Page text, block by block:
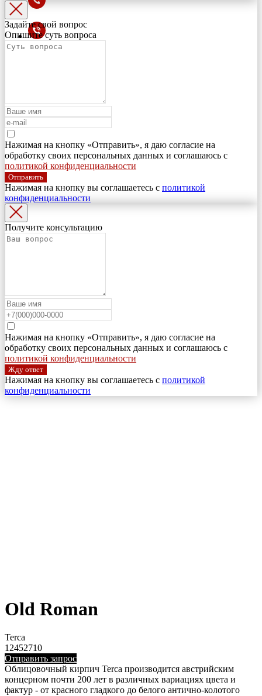
Задайте свой вопрос
Опишите суть вопроса
Нажимая на кнопку «Отправить», я даю согласие на
обработку своих персональных данных и соглашаюсь с
политикой конфиденциальности
Отправить
Нажимая на кнопку вы соглашаетесь с политикой
конфиденциальности
Получите консультацию
Нажимая на кнопку «Отправить», я даю согласие на
обработку своих персональных данных и соглашаюсь с
политикой конфиденциальности
Жду ответ
Нажимая на кнопку вы соглашаетесь с политикой
конфиденциальности
Old Roman
Terca
12452710
Отправить запрос
Облицовочный кирпич Terca производится австрийским
концерном почти 200 лет в различных вариациях цвета и
фактур - от красного гладкого до белого антично-колотого